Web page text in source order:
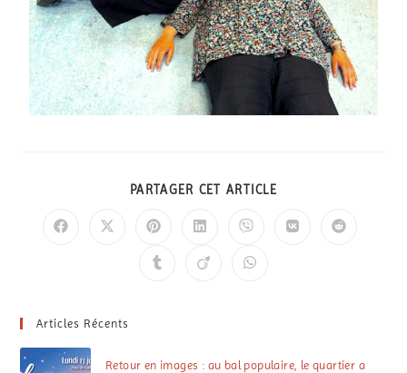
PARTAGER CET ARTICLE
Articles Récents
Retour en images : au bal populaire, le quartier a